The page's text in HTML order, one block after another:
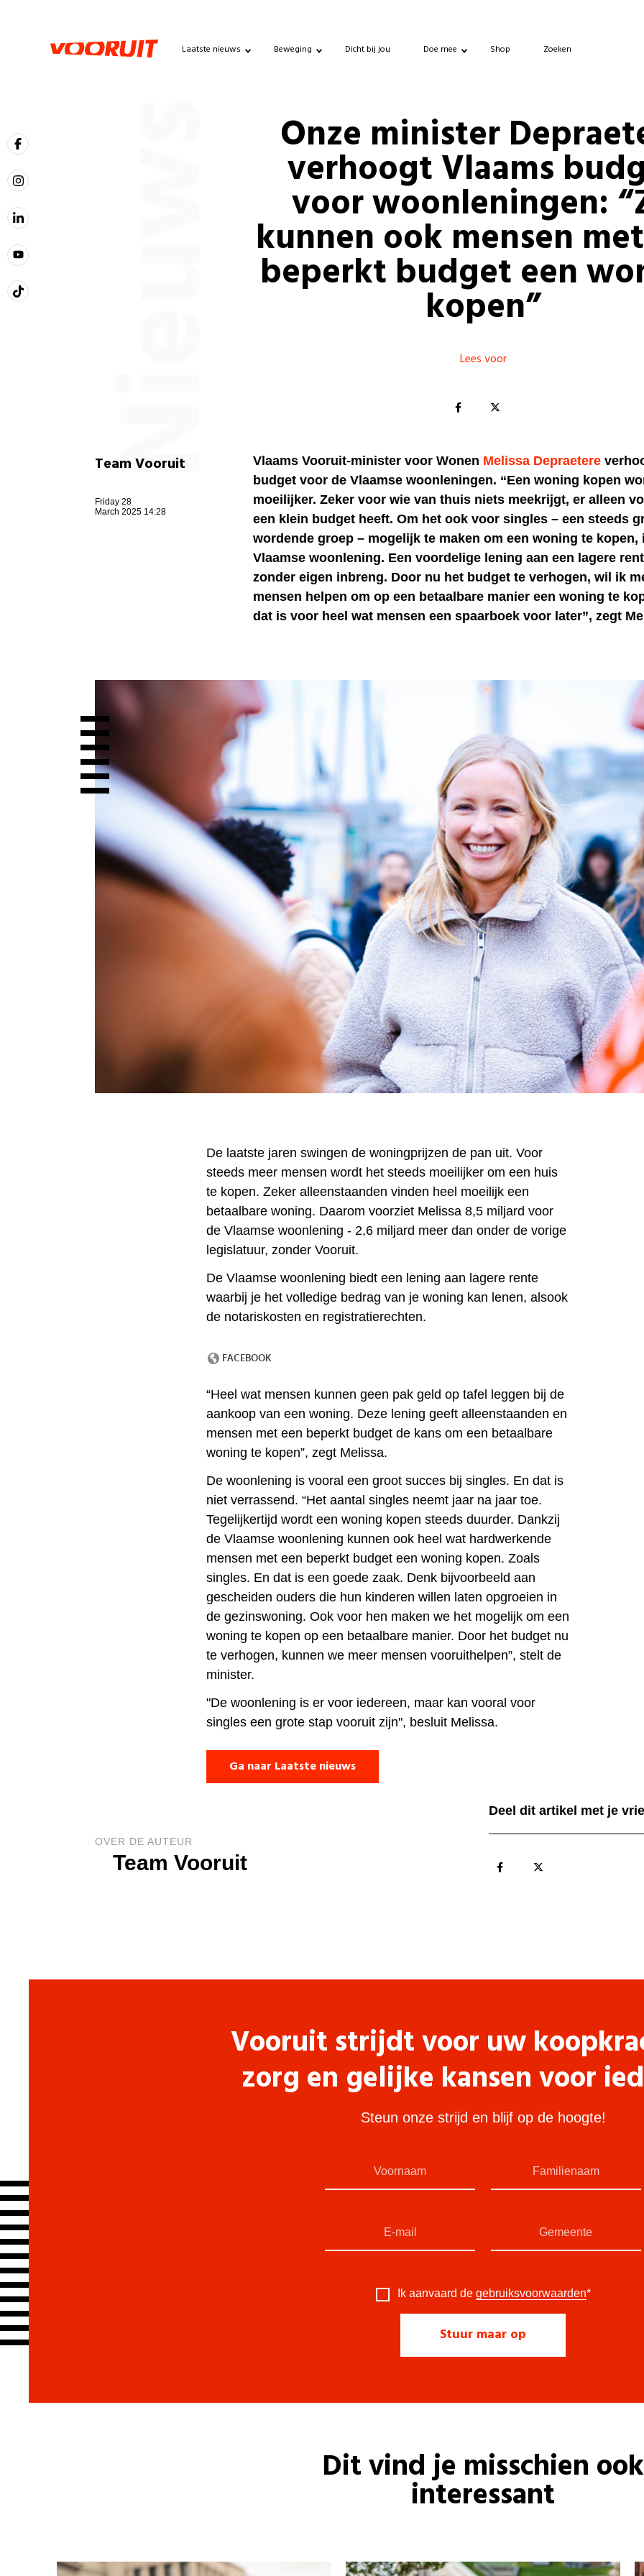
Laatste nieuws Beweging Dicht bij jou Doe mee Shop Zoeken
Nieuws Onze minister
verhoogt Vlaams
voor woonleningen:
kunnen ook mensen
beperkt budget een
kopen”
Lees voor
Team Vooruit
Friday 28
March 2025 14:28
Vlaams Vooruit-minister voor Wonen Melissa Depraetere
budget voor de Vlaamse woonleningen. “Een woning kopen
moeilijker. Zeker voor wie van thuis niets meekrijgt, er alleen
een klein budget heeft. Om het ook voor singles – een steeds
wordende groep – mogelijk te maken om een woning te kopen,
Vlaamse woonlening. Een voordelige lening aan een lagere
zonder eigen inbreng. Door nu het budget te verhogen, wil ik
mensen helpen om op een betaalbare manier een woning te
dat is voor heel wat mensen een spaarboek voor later”, zegt
De laatste jaren swingen de woningprijzen de pan uit. Voor
steeds meer mensen wordt het steeds moeilijker om een huis
te kopen. Zeker alleenstaanden vinden heel moeilijk een
betaalbare woning. Daarom voorziet Melissa 8,5 miljard voor
de Vlaamse woonlening - 2,6 miljard meer dan onder de vorige
legislatuur, zonder Vooruit.
De Vlaamse woonlening biedt een lening aan lagere rente
waarbij je het volledige bedrag van je woning kan lenen, alsook
de notariskosten en registratierechten.
“Heel wat mensen kunnen geen pak geld op tafel leggen bij de
aankoop van een woning. Deze lening geeft alleenstaanden en
mensen met een beperkt budget de kans om een betaalbare
woning te kopen”, zegt Melissa.
De woonlening is vooral een groot succes bij singles. En dat is
niet verrassend. “Het aantal singles neemt jaar na jaar toe.
Tegelijkertijd wordt een woning kopen steeds duurder. Dankzij
de Vlaamse woonlening kunnen ook heel wat hardwerkende
mensen met een beperkt budget een woning kopen. Zoals
singles. En dat is een goede zaak. Denk bijvoorbeeld aan
gescheiden ouders die hun kinderen willen laten opgroeien in
de gezinswoning. Ook voor hen maken we het mogelijk om een
woning te kopen op een betaalbare manier. Door het budget nu
te verhogen, kunnen we meer mensen vooruithelpen”, stelt de
minister.
"De woonlening is er voor iedereen, maar kan vooral voor
singles een grote stap vooruit zijn", besluit Melissa.
Ga naar Laatste nieuws
OVER DE AUTEUR
Team Vooruit
Deel dit artikel met je
Vooruit strijdt voor uw
zorg en gelijke kansen voor
Steun onze strijd en blijf op de hoogte!
Ik aanvaard de gebruiksvoorwaarden*
Dit vind je misschien ook
interessant